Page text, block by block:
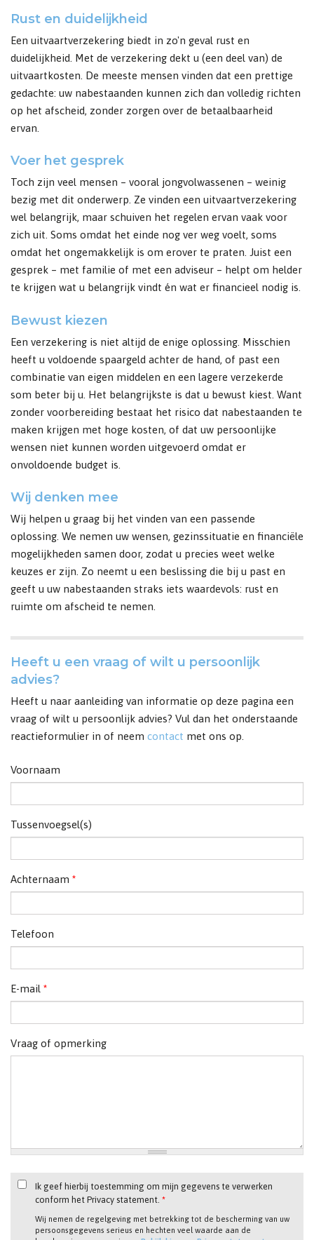
Rust en duidelijkheid
Een uitvaartverzekering biedt in zo'n geval rust en
duidelijkheid. Met de verzekering dekt u (een deel van) de
uitvaartkosten. De meeste mensen vinden dat een prettige
gedachte: uw nabestaanden kunnen zich dan volledig richten
op het afscheid, zonder zorgen over de betaalbaarheid
ervan.
Voer het gesprek
Toch zijn veel mensen – vooral jongvolwassenen – weinig
bezig met dit onderwerp. Ze vinden een uitvaartverzekering
wel belangrijk, maar schuiven het regelen ervan vaak voor
zich uit. Soms omdat het einde nog ver weg voelt, soms
omdat het ongemakkelijk is om erover te praten. Juist een
gesprek – met familie of met een adviseur – helpt om helder
te krijgen wat u belangrijk vindt én wat er financieel nodig is.
Bewust kiezen
Een verzekering is niet altijd de enige oplossing. Misschien
heeft u voldoende spaargeld achter de hand, of past een
combinatie van eigen middelen en een lagere verzekerde
som beter bij u. Het belangrijkste is dat u bewust kiest. Want
zonder voorbereiding bestaat het risico dat nabestaanden te
maken krijgen met hoge kosten, of dat uw persoonlijke
wensen niet kunnen worden uitgevoerd omdat er
onvoldoende budget is.
Wij denken mee
Wij helpen u graag bij het vinden van een passende
oplossing. We nemen uw wensen, gezinssituatie en financiële
mogelijkheden samen door, zodat u precies weet welke
keuzes er zijn. Zo neemt u een beslissing die bij u past en
geeft u uw nabestaanden straks iets waardevols: rust en
ruimte om afscheid te nemen.
Heeft u een vraag of wilt u persoonlijk
advies?
Heeft u naar aanleiding van informatie op deze pagina een
vraag of wilt u persoonlijk advies? Vul dan het onderstaande
reactieformulier in of neem contact met ons op.
Voornaam
Tussenvoegsel(s)
Achternaam *
Telefoon
E-mail *
Vraag of opmerking
Ik geef hierbij toestemming om mijn gegevens te verwerken
conform het Privacy statement. *
Wij nemen de regelgeving met betrekking tot de bescherming van uw
persoonsgegevens serieus en hechten veel waarde aan de